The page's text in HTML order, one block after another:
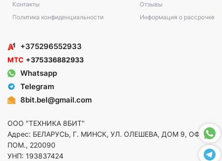
Контакты
Политика конфиденциальности
Отзывы
Информация о рассрочке
+375296552933
МТС +375336882933
Whatsapp
Telegram
8bit.bel@gmail.com
ООО "ТЕХНИКА 8БИТ"
Адрес: БЕЛАРУСЬ, Г. МИНСК, УЛ. ОЛЕШЕВА, ДОМ 9, ОФ. 5,
ПОМ., 220090
УНП: 193837424